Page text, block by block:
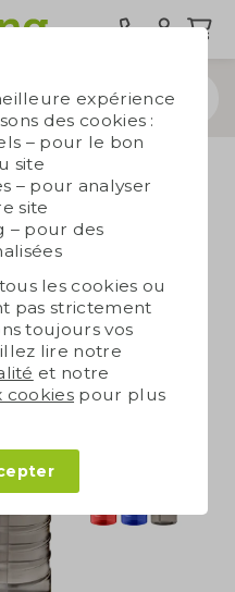
avec
expérience
des cookies :
– pour le bon
site
– pour analyser
site
– pour des
les cookies ou
pas strictement
toujours vos
lire notre
et notre
cookies pour plus